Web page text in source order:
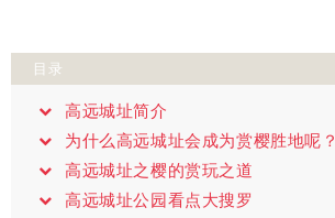
目录
高远城址简介
为什么高远城址会成为赏樱胜地呢？
高远城址之樱的赏玩之道
高远城址公园看点大搜罗